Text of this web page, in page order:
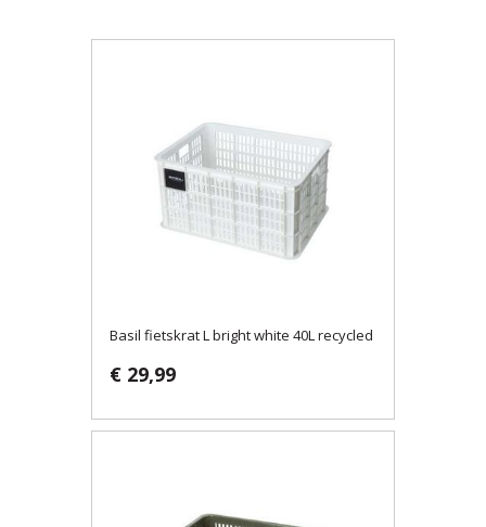
Basil fietskrat L bright white 40L recycled
€ 29,99